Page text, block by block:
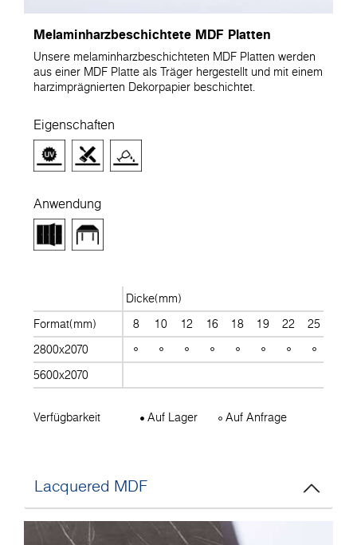
Melaminharzbeschichtete MDF Platten
Unsere melaminharzbeschichteten MDF Platten werden
aus einer MDF Platte als Träger hergestellt und mit einem
harzimprägnierten Dekorpapier beschichtet.
Eigenschaften
Anwendung
Dicke(mm)
Format(mm)
8 10 12 16 18 19 22 25
2800x2070
5600x2070
Verfügbarkeit Auf Lager Auf Anfrage
Lacquered MDF